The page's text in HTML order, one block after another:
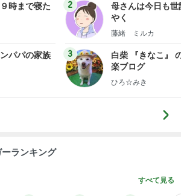
時まで寝た
パパの家族
2
母さんは今日も世
やく
藤緒 ミルカ
3
白柴 『きなこ』
楽ブログ
ひろ☆みき
ランキング
すべて見る